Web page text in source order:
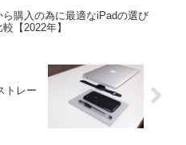
ら購入の為に最適なiPadの選び
【2022年】
トレー